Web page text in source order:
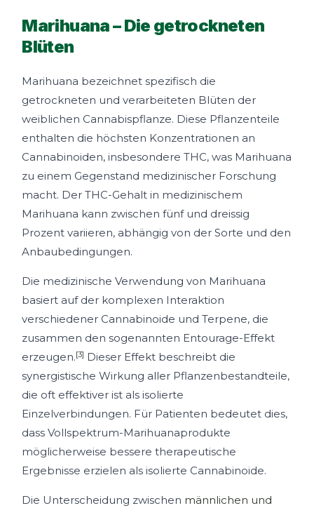
Marihuana – Die getrockneten
Blüten
Marihuana bezeichnet spezifisch die
getrockneten und verarbeiteten Blüten der
weiblichen Cannabispflanze. Diese Pflanzenteile
enthalten die höchsten Konzentrationen an
Cannabinoiden, insbesondere THC, was Marihuana
zu einem Gegenstand medizinischer Forschung
macht. Der THC-Gehalt in medizinischem
Marihuana kann zwischen fünf und dreissig
Prozent variieren, abhängig von der Sorte und den
Anbaubedingungen.
Die medizinische Verwendung von Marihuana
basiert auf der komplexen Interaktion
verschiedener Cannabinoide und Terpene, die
zusammen den sogenannten Entourage-Effekt
erzeugen.[3] Dieser Effekt beschreibt die
synergistische Wirkung aller Pflanzenbestandteile,
die oft effektiver ist als isolierte
Einzelverbindungen. Für Patienten bedeutet dies,
dass Vollspektrum-Marihuanaprodukte
möglicherweise bessere therapeutische
Ergebnisse erzielen als isolierte Cannabinoide.
Die Unterscheidung zwischen männlichen und